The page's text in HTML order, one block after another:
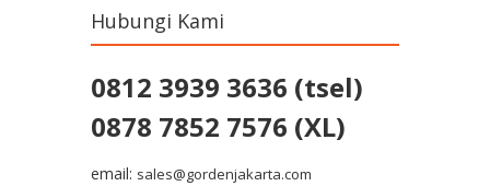
Hubungi Kami
0812 3939 3636 (tsel)
0878 7852 7576 (XL)
email: sales@gordenjakarta.com